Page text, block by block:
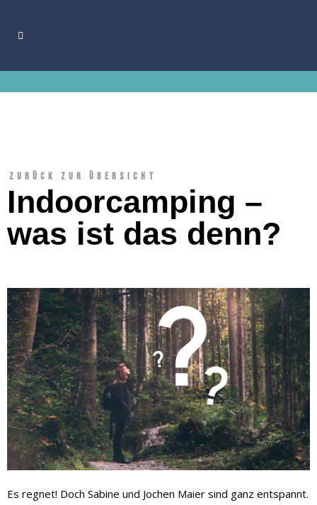
Zurück zur Übersicht
Indoorcamping –
was ist das denn?
Es regnet! Doch Sabine und Jochen Maier sind ganz entspannt.